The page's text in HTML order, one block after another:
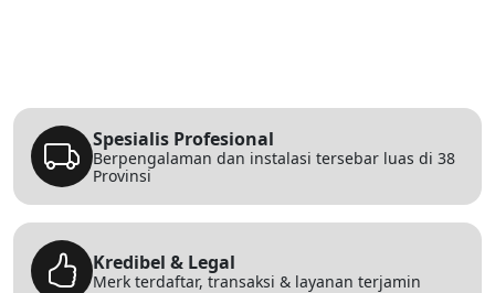
Spesialis Profesional
Berpengalaman dan instalasi tersebar luas di 38
Provinsi
Kredibel & Legal
Merk terdaftar, transaksi & layanan terjamin